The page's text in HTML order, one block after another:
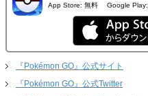
App Store: 無料 Google Play:
『Pokémon GO』公式サイト
『Pokémon GO』公式Twitter